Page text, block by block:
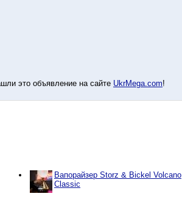
это объявление на сайте UkrMega.com!
Вапорайзер Storz & Bickel Volcano
Classic